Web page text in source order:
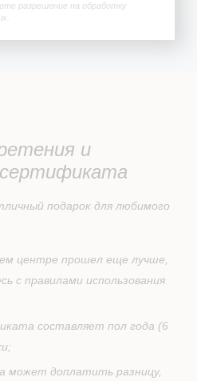
разрешение на обработку
и
сертификата
подарок для любимого
центре прошел еще лучше,
с правилами использования
составляет пол года (6
может доплатить разницу,